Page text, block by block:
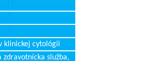
klinickej cytológii
zdravotnícka služba,